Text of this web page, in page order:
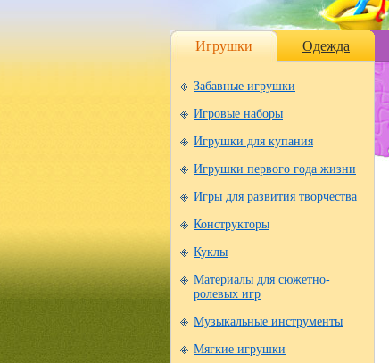
Игрушки Одежда
Забавные игрушки
Игровые наборы
Игрушки для купания
Игрушки первого года жизни
Игры для развития творчества
Конструкторы
Куклы
Материалы для сюжетно-
ролевых игр
Музыкальные инструменты
Мягкие игрушки